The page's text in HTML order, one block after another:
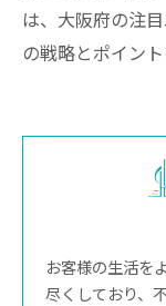
は、大阪府の注
の戦略とポイン
お客様の生活を
尽くしており、